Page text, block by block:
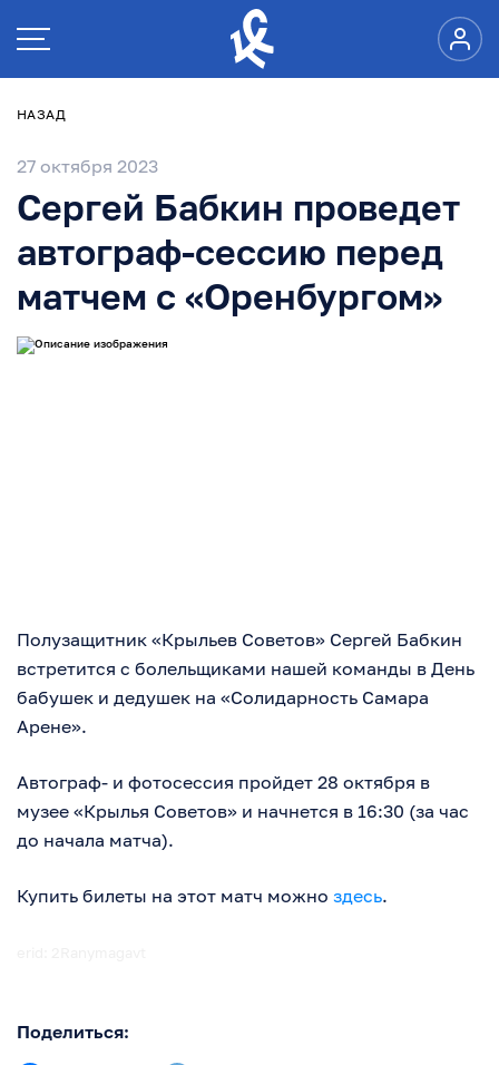
НАЗАД
27 октября 2023
Сергей Бабкин проведет
автограф-сессию перед
матчем с «Оренбургом»
Полузащитник «Крыльев Советов» Сергей Бабкин
встретится с болельщиками нашей команды в День
бабушек и дедушек на «Солидарность Самара
Арене».
Автограф- и фотосессия пройдет 28 октября в
музее «Крылья Советов» и начнется в 16:30 (за час
до начала матча).
Купить билеты на этот матч можно здесь.
Поделиться: